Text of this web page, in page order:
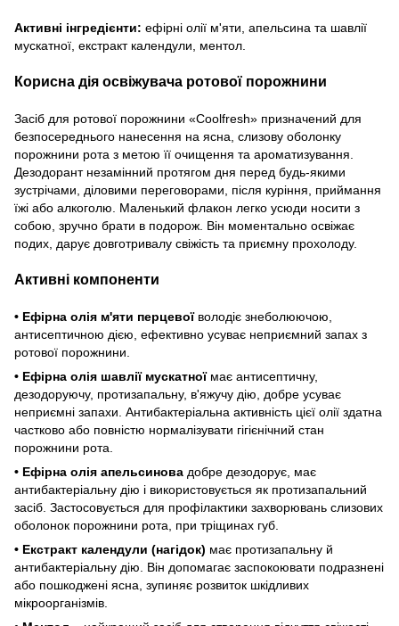
Активні інгредієнти: ефірні олії м'яти, апельсина та шавлії
мускатної, екстракт календули, ментол.
Корисна дія освіжувача ротової порожнини
Засіб для ротової порожнини «Coolfresh» призначений для
безпосереднього нанесення на ясна, слизову оболонку
порожнини рота з метою її очищення та ароматизування.
Дезодорант незамінний протягом дня перед будь-якими
зустрічами, діловими переговорами, після куріння, приймання
їжі або алкоголю. Маленький флакон легко усюди носити з
собою, зручно брати в подорож. Він моментально освіжає
подих, дарує довготривалу свіжість та приємну прохолоду.
Активні компоненти
• Ефірна олія м'яти перцевоїволодіє знеболюючою,
антисептичною дією, ефективно усуває неприємний запах з
ротової порожнини.
• Ефірна олія шавлії мускатної має антисептичну,
дезодоруючу, протизапальну, в'яжучу дію, добре усуває
неприємні запахи. Антибактеріальна активність цієї олії здатна
частково або повністю нормалізувати гігієнічний стан
порожнини рота.
• Ефірна олія апельсинова добре дезодорує, має
антибактеріальну дію і використовується як протизапальний
засіб. Застосовується для профілактики захворювань слизових
оболонок порожнини рота, при тріщинах губ.
• Екстракт календули (нагідок) має протизапальну й
антибактеріальну дію. Він допомагає заспокоювати подразнені
або пошкоджені ясна, зупиняє розвиток шкідливих
мікроорганізмів.